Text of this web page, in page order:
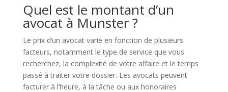
Quel est le montant d’un
avocat à Munster ?
Le prix d’un avocat varie en fonction de plusieurs
facteurs, notamment le type de service que vous
recherchez, la complexité de votre affaire et le temps
passé à traiter votre dossier. Les avocats peuvent
facturer à l’heure, à la tâche ou aux honoraires